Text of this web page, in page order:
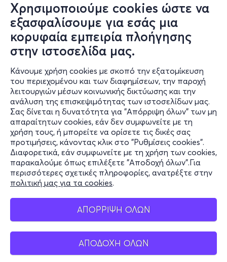
Χρησιμοποιούμε cookies ώστε να
εξασφαλίσουμε για εσάς μια
κορυφαία εμπειρία πλοήγησης
στην ιστοσελίδα μας.
Κάνουμε χρήση cookies με σκοπό την εξατομίκευση
του περιεχομένου και των διαφημίσεων, την παροχή
λειτουργιών μέσων κοινωνικής δικτύωσης και την
ανάλυση της επισκεψιμότητας των ιστοσελίδων μας.
Σας δίνεται η δυνατότητα για "Απόρριψη όλων" των μη
απαραίτητων cookies, εάν δεν συμφωνείτε με τη
χρήση τους, ή μπορείτε να ορίσετε τις δικές σας
προτιμήσεις, κάνοντας κλικ στο "Ρυθμίσεις cookies".
Διαφορετικά, εάν συμφωνείτε με τη χρήση των cookies,
παρακαλούμε όπως επιλέξετε "Αποδοχή όλων".Για
περισσότερες σχετικές πληροφορίες, ανατρέξτε στην
πολιτική μας για τα cookies.
ΑΠΟΡΡΙΨΗ ΟΛΩΝ
ΑΠΟΔΟΧΗ ΟΛΩΝ
Δευ, 31/8
16:30
LUDWIG @TROPICANA MYKONOS| 31 AUGUST
Paradise beach Post Box 506, Μύκονος 846 00
Tropicana Beach Bar - Μύκονος, Κυκλάδες
από 25€
Εισιτήρια